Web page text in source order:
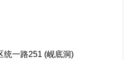
统一路251 (岘底洞)